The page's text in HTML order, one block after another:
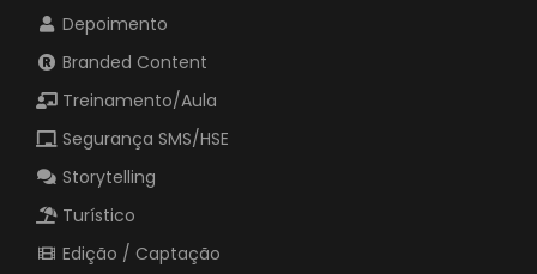
Depoimento
Branded Content
Treinamento/Aula
Segurança SMS/HSE
Storytelling
Turístico
Edição / Captação